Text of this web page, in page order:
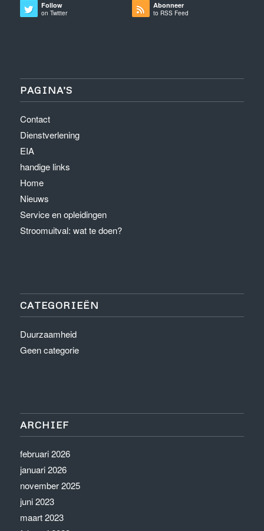
Follow
on Twitter
Abonneer
to RSS Feed
PAGINA’S
Contact
Dienstverlening
EIA
handige links
Home
Nieuws
Service en opleidingen
Stroomuitval: wat te doen?
CATEGORIEËN
Duurzaamheid
Geen categorie
ARCHIEF
februari 2026
januari 2026
november 2025
juni 2023
maart 2023